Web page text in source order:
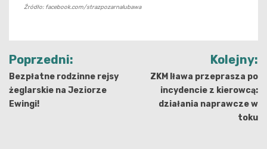
Źródło: facebook.com/strazpozarnalubawa
Nawigacja
wpisu
Poprzedni:
Bezpłatne rodzinne rejsy
żeglarskie na Jeziorze
Ewingi!
Kolejny:
ZKM Iława przeprasza po
incydencie z kierowcą:
działania naprawcze w
toku